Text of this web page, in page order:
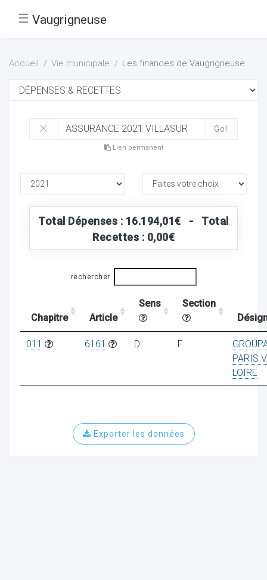
☰ Vaugrigneuse
Accueil Vie municipale Les finances de Vaugrigneuse
Go!
Lien permanent
Total Dépenses : 16.194,01€ - Total
Recettes : 0,00€
rechercher
Chapitre Article
Sens
Section
011 6161 D F
PARIS
LOIRE
Exporter les données